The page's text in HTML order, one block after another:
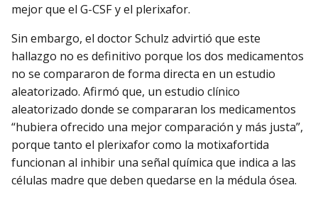
mejor que el G-CSF y el plerixafor.
Sin embargo, el doctor Schulz advirtió que este
hallazgo no es definitivo porque los dos medicamentos
no se compararon de forma directa en un estudio
aleatorizado. Afirmó que, un estudio clínico
aleatorizado donde se compararan los medicamentos
“hubiera ofrecido una mejor comparación y más justa”,
porque tanto el plerixafor como la motixafortida
funcionan al inhibir una señal química que indica a las
células madre que deben quedarse en la médula ósea.